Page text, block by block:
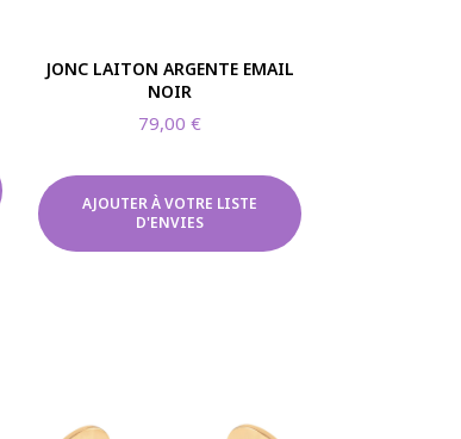
JONC LAITON ARGENTE EMAIL
NOIR
79,00 €
AJOUTER À VOTRE LISTE
D'ENVIES